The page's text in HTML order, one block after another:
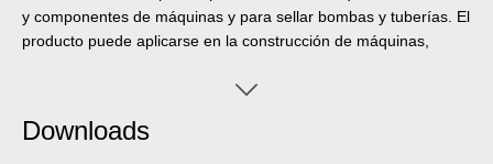
y componentes de máquinas y para sellar bombas y tuberías. El
producto puede aplicarse en la construcción de máquinas,
Downloads